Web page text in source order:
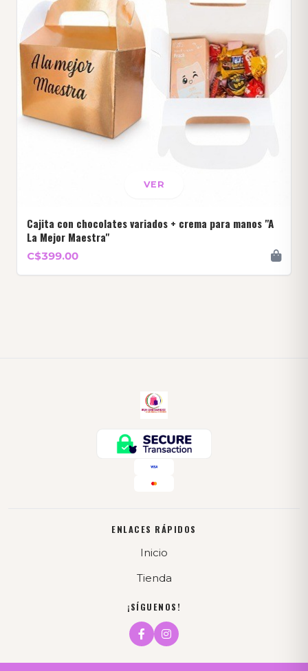
VER
Cajita con chocolates variados + crema para manos "A
La Mejor Maestra"
C$399.00
ENLACES RÁPIDOS
Inicio
Tienda
¡SÍGUENOS!